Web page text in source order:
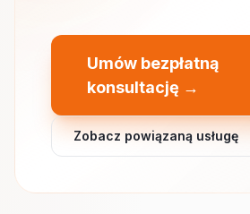
Umów bezpłatną
konsultację →
Zobacz powiązaną usługę